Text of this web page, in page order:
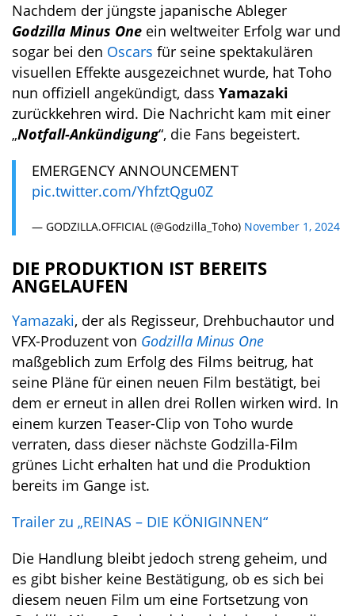
Nachdem der jüngste japanische Ableger
Godzilla Minus One ein weltweiter Erfolg war und
sogar bei den Oscars für seine spektakulären
visuellen Effekte ausgezeichnet wurde, hat Toho
nun offiziell angekündigt, dass Yamazaki
zurückkehren wird. Die Nachricht kam mit einer
„Notfall-Ankündigung“, die Fans begeistert.
EMERGENCY ANNOUNCEMENT
pic.twitter.com/YhfztQgu0Z
— GODZILLA.OFFICIAL (@Godzilla_Toho) November 1, 2024
DIE PRODUKTION IST BEREITS
ANGELAUFEN
Yamazaki, der als Regisseur, Drehbuchautor und
VFX-Produzent von Godzilla Minus One
maßgeblich zum Erfolg des Films beitrug, hat
seine Pläne für einen neuen Film bestätigt, bei
dem er erneut in allen drei Rollen wirken wird. In
einem kurzen Teaser-Clip von Toho wurde
verraten, dass dieser nächste Godzilla-Film
grünes Licht erhalten hat und die Produktion
bereits im Gange ist.
Trailer zu „REINAS – DIE KÖNIGINNEN“
Die Handlung bleibt jedoch streng geheim, und
es gibt bisher keine Bestätigung, ob es sich bei
diesem neuen Film um eine Fortsetzung von